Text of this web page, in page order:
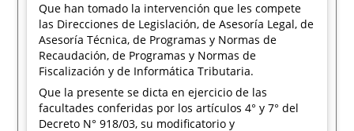
Que han tomado la intervención que les compete
las Direcciones de Legislación, de Asesoría Legal, de
Asesoría Técnica, de Programas y Normas de
Recaudación, de Programas y Normas de
Fiscalización y de Informática Tributaria.
Que la presente se dicta en ejercicio de las
facultades conferidas por los artículos 4° y 7° del
Decreto N° 918/03, su modificatorio y